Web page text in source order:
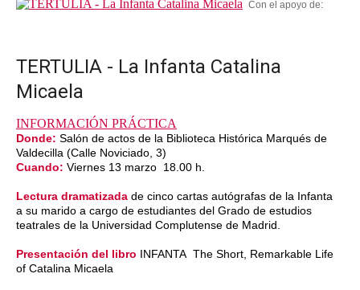
Con el apoyo de:
TERTULIA - La Infanta Catalina
Micaela
INFORMACIÓN PRÁCTICA
Donde: Salón de actos de la Biblioteca Histórica Marqués de
Valdecilla (Calle Noviciado, 3)
Cuando: Viernes 13 marzo 18.00 h.
Lectura dramatizada de cinco cartas autógrafas de la Infanta
a su marido a cargo de estudiantes del Grado de estudios
teatrales de la Universidad Complutense de Madrid.
Presentación del libro INFANTA The Short, Remarkable Life
of Catalina Micaela